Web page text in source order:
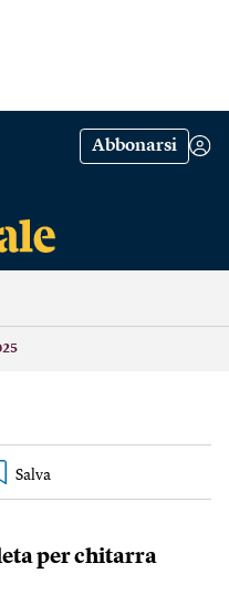
Abbonarsi
per chitarra